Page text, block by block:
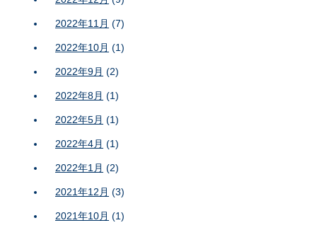
2022年11月 (7)
2022年10月 (1)
2022年9月 (2)
2022年8月 (1)
2022年5月 (1)
2022年4月 (1)
2022年1月 (2)
2021年12月 (3)
2021年10月 (1)